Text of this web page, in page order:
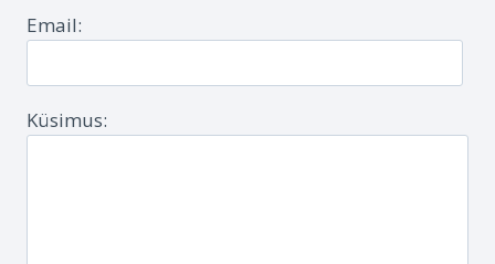
Email:
Küsimus: